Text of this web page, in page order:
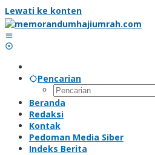
Lewati ke konten
Pencarian
Beranda
Redaksi
Kontak
Pedoman Media Siber
Indeks Berita